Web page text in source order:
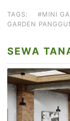
TAGS: #MINI
GARDEN
SEWA